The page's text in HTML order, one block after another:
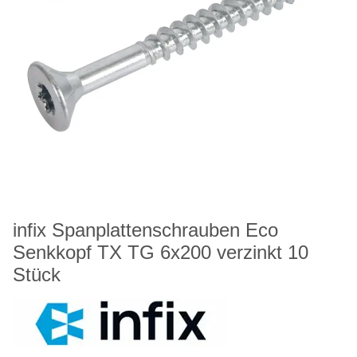
infix Spanplattenschrauben Eco
Senkkopf TX TG 6x200 verzinkt 10
Stück